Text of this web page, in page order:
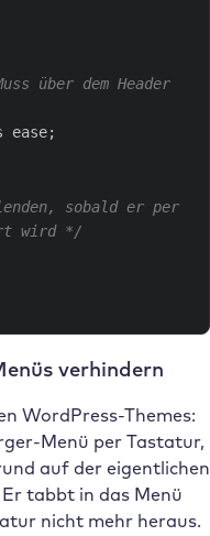
über dem Header
ease;
sobald er per
wird */
verhindern
WordPress-Themes:
Menü per Tastatur,
auf der eigentlichen
tabbt in das Menü
nicht mehr heraus.